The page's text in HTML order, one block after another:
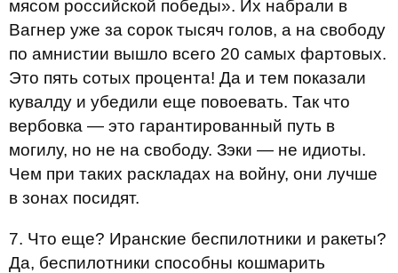
мясом российской победы». Их набрали в
Вагнер уже за сорок тысяч голов, а на свободу
по амнистии вышло всего 20 самых фартовых.
Это пять сотых процента! Да и тем показали
кувалду и убедили еще повоевать. Так что
вербовка — это гарантированный путь в
могилу, но не на свободу. Зэки — не идиоты.
Чем при таких раскладах на войну, они лучше
в зонах посидят.
7. Что еще? Иранские беспилотники и ракеты?
Да, беспилотники способны кошмарить